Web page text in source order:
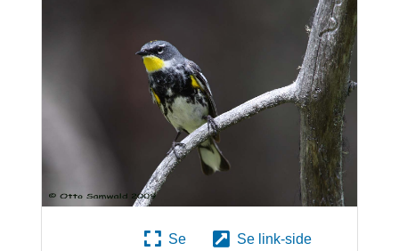
Se
Se link-side